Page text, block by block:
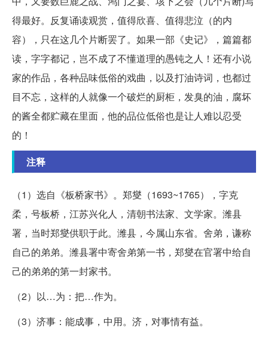
得最好。反复诵读观赏，值得欣喜、值得悲泣（的内
容），只在这几个片断罢了。如果一部《史记》，篇篇都
读，字字都记，岂不成了不懂道理的愚钝之人！还有小说
家的作品，各种品味低俗的戏曲，以及打油诗词，也都过
目不忘，这样的人就像一个破烂的厨柜，发臭的油，腐坏
的酱全都贮藏在里面，他的品位低俗也是让人难以忍受
的！
注释
（1）选自《板桥家书》。郑燮（1693~1765），字克
柔，号板桥，江苏兴化人，清朝书法家、文学家。潍县
署，当时郑燮供职于此。潍县，今属山东省。舍弟，谦称
自己的弟弟。潍县署中寄舍弟第一书，郑燮在官署中给自
己的弟弟的第一封家书。
（2）以…为：把…作为。
（3）济事：能成事，中用。济，对事情有益。